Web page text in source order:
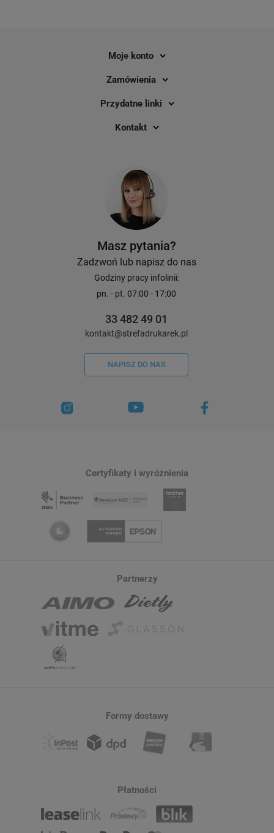
Moje konto
Zamówienia
Przydatne linki
Kontakt
Masz pytania?
Zadzwoń lub napisz do nas
Godziny pracy infolinii:
pn. - pt. 07:00 - 17:00
33 482 49 01
kontakt@strefadrukarek.pl
NAPISZ DO NAS
Certyfikaty i wyróżnienia
Partnerzy
Formy dostawy
Płatności